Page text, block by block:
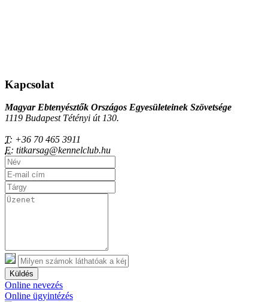
Kapcsolat
Magyar Ebtenyésztők Országos Egyesületeinek Szövetsége
1119 Budapest Tétényi út 130.
T: +36 70 465 3911
E: titkarsag@kennelclub.hu
Küldés
Online nevezés
Online ügyintézés